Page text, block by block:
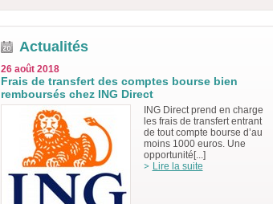
Actualités
26 août 2018
Frais de transfert des comptes bourse bien
remboursés chez ING Direct
ING Direct prend en charge
les frais de transfert entrant
de tout compte bourse d’au
moins 1000 euros. Une
opportunité[...]
Lire la suite